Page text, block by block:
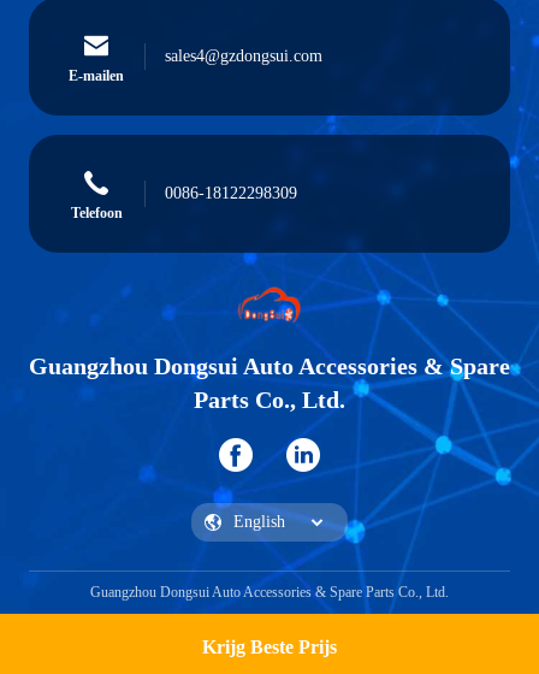
Krijg Beste Prijs
E-mailen
sales4@gzdongsui.com
Telefoon
0086-18122298309
Guangzhou Dongsui Auto Accessories & Spare
Parts Co., Ltd.
Guangzhou Dongsui Auto Accessories & Spare Parts Co., Ltd.
Vraag een offerte aan